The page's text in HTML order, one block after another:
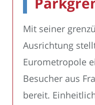
Mit seiner
Ausrichtung
Eurometropole
Besucher aus
bereit.